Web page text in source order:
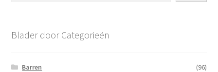
Blader door Categorieën
Barren
(96)